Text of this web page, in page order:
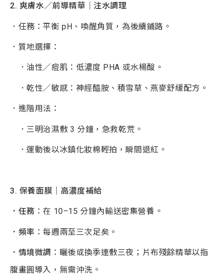
2. 爽膚水／前導精華｜注水調理
．任務：平衡 pH、喚醒角質，為後續鋪路。
．質地選擇：
．油性／痘肌：低濃度 PHA 或水楊酸。
．乾性／敏感：神經醯胺、積雪草、燕麥舒緩配方。
．進階用法：
．三明治濕敷 3 分鐘，急救乾荒。
．運動後以冰鎮化妝棉輕拍，瞬間退紅。
3. 保養面膜｜高濃度補給
．任務 ：在 10–15 分鐘內輸送密集營養。
．頻率 ：每週兩至三次足矣。
．情境微調 ：曬後或換季連敷三夜；片布殘餘精華以指
腹畫圓導入，無需沖洗。